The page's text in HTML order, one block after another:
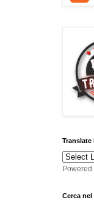
Translate
Powered
Cerca nel